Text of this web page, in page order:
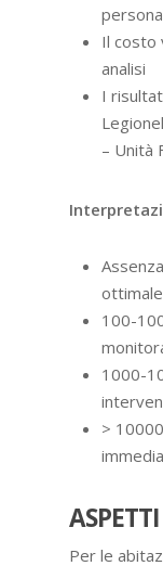
Il costo
analisi
I
– Unità
ottimale
100-
1000-
>
Per le